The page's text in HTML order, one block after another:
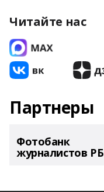
Читайте нас
Партнеры
Фотобанк
журналистов РБ